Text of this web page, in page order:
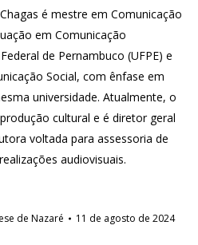
é mestre em Comunicação
em Comunicação
de Pernambuco (UFPE) e
Social, com ênfase em
universidade. Atualmente, o
cultural e é diretor geral
voltada para assessoria de
audiovisuais.
de Nazaré 11 de agosto de 2024